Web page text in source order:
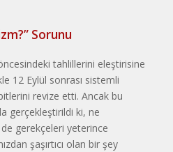
Sorunu
tahlillerini eleştirisine
12 Eylül sonrası sistemli
revize etti. Ancak bu
gerçekleştirildi ki, ne
gerekçeleri yeterince
şaşırtıcı olan bir şey